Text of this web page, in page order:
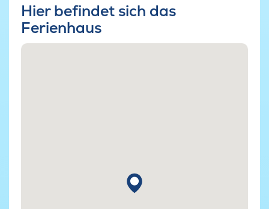
Hier befindet sich das
Ferienhaus